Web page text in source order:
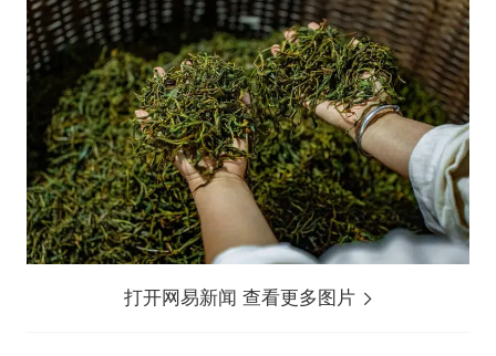
打开网易新闻 查看更多图片